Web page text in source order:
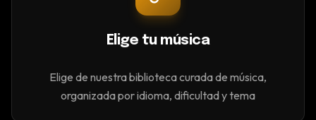
Elige tu música
Elige de nuestra biblioteca curada de música,
organizada por idioma, dificultad y tema